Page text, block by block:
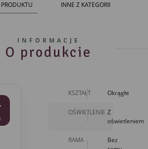
INNE Z KATEGORII
INFORMACJE
O produkcie
KSZTAŁT Okrągłe
OŚWIETLENIE Z
oświetleniem
RAMA
Bez